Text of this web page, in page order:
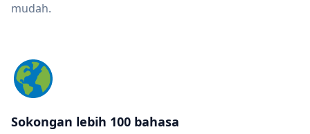
mudah.
Sokongan lebih 100 bahasa